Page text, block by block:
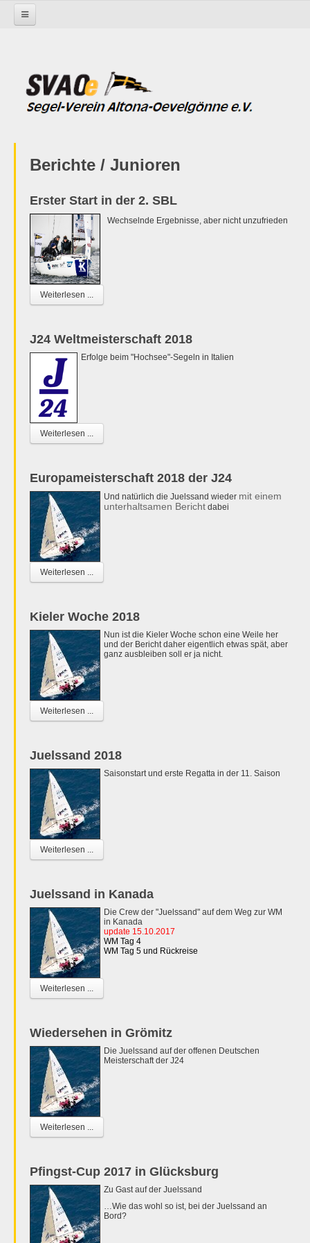
Berichte / Junioren
Erster Start in der 2. SBL
Wechselnde Ergebnisse, aber nicht unzufrieden
Weiterlesen ...
J24 Weltmeisterschaft 2018
Erfolge beim "Hochsee"-Segeln in Italien
Weiterlesen ...
Europameisterschaft 2018 der J24
Und natürlich die Juelssand wieder mit einem
unterhaltsamen Bericht dabei
Weiterlesen ...
Kieler Woche 2018
Nun ist die Kieler Woche schon eine Weile her
und der Bericht daher eigentlich etwas spät, aber
ganz ausbleiben soll er ja nicht.
Weiterlesen ...
Juelssand 2018
Saisonstart und erste Regatta in der 11. Saison
Weiterlesen ...
Juelssand in Kanada
Die Crew der "Juelssand" auf dem Weg zur WM
in Kanada
update 15.10.2017
WM Tag 4
WM Tag 5 und Rückreise
Weiterlesen ...
Wiedersehen in Grömitz
Die Juelssand auf der offenen Deutschen
Meisterschaft der J24
Weiterlesen ...
Pfingst-Cup 2017 in Glücksburg
Zu Gast auf der Juelssand
…Wie das wohl so ist, bei der Juelssand an
Bord?